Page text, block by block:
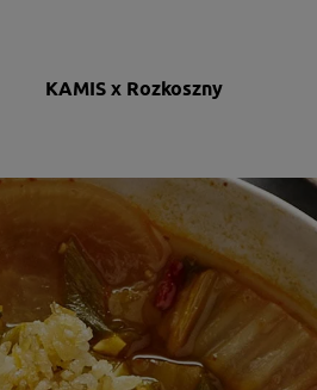
KAMIS x Rozkoszny